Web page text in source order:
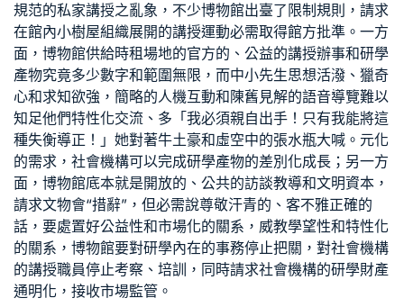
規范的私家講授之亂象，不少博物館出臺了限制規則，請求
在館內小樹屋組織展開的講授運動必需取得館方批準。一方
面，博物館供給時租場地的官方的、公益的講授辦事和研學
產物究竟多少數字和範圍無限，而中小先生思想活潑、獵奇
心和求知欲強，簡略的人機互動和陳舊見解的語音導覽難以
知足他們特性化交流 、多「我必須親自出手！只有我能將這
種失衡導正！」她對著牛土豪和虛空中的張水瓶大喊。元化
的需求，社會機構可以完成研學產物的差別化成長；另一方
面，博物館底本就是開放的、公共的訪談教導和文明資本，
請求文物會“措辭”，但必需說尊敬汗青的、客不雅正確的
話，要處置好公益性和市場化的關系，威教學望性和特性化
的關系，博物館要對研學內在的事務停止把關，對社會機構
的講授職員停止考察、培訓，同時請求社會機構的研學財產
通明化，接收市場監管。